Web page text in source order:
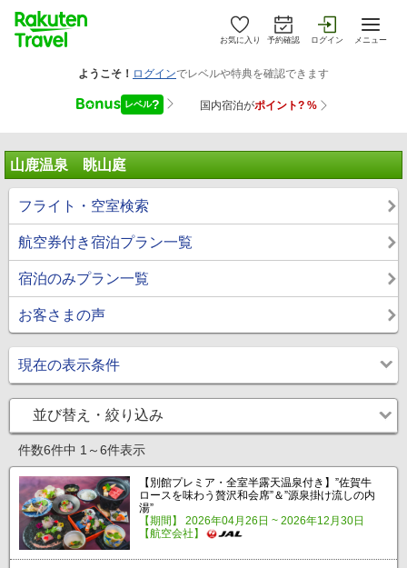
お気に入り 予約確認 ログイン メニュー
山鹿温泉 眺山庭
フライト・空室検索
航空券付き宿泊プラン一覧
宿泊のみプラン一覧
お客さまの声
現在の表示条件
並び替え・絞り込み
件数6件中 1～6件表示
【別館プレミア・全室半露天温泉付き】”佐賀牛
ロースを味わう贅沢和会席”＆”源泉掛け流しの内
湯”
【期間】 2026年04月26日 ~ 2026年12月30日
【航空会社】